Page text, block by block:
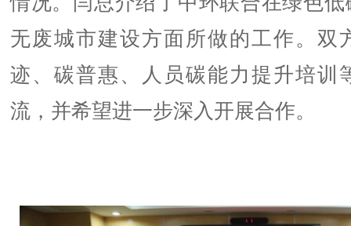
无废城市建设方面所做的工作。双
迹、碳普惠、人员碳能力提升培训
流，并希望进一步深入开展合作。